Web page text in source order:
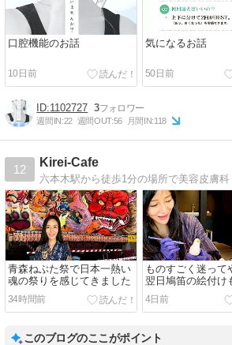
口腔機能のお話
10日前
気になるお話
50日前
1102727 3
週間IN:22 週間OUT:56 月間IN:118
12
Kirei-Cafe
青森ねぶた祭で日本一熱い
魂の祭りを感じてきました
34時間前
ものすごく迷って
翌日鳩笛の絵付け
4日前
このブログのここがポイント